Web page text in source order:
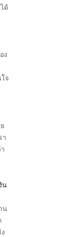
ด้
ง
จ
า
น
น